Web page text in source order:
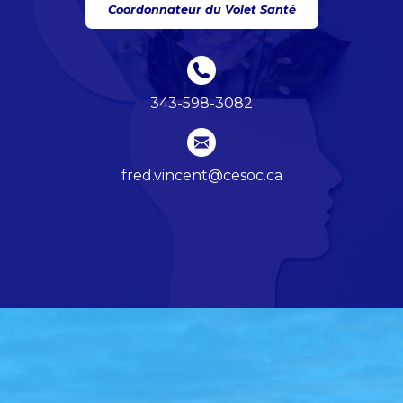
Coordonnateur du Volet Santé
343-598-3082
fred.vincent@cesoc.ca